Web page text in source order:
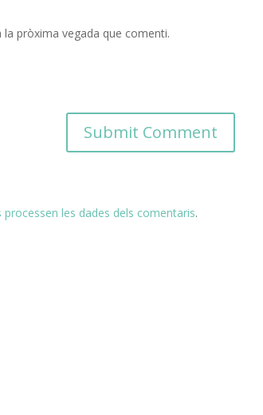
pròxima vegada que comenti.
processen les dades dels comentaris.